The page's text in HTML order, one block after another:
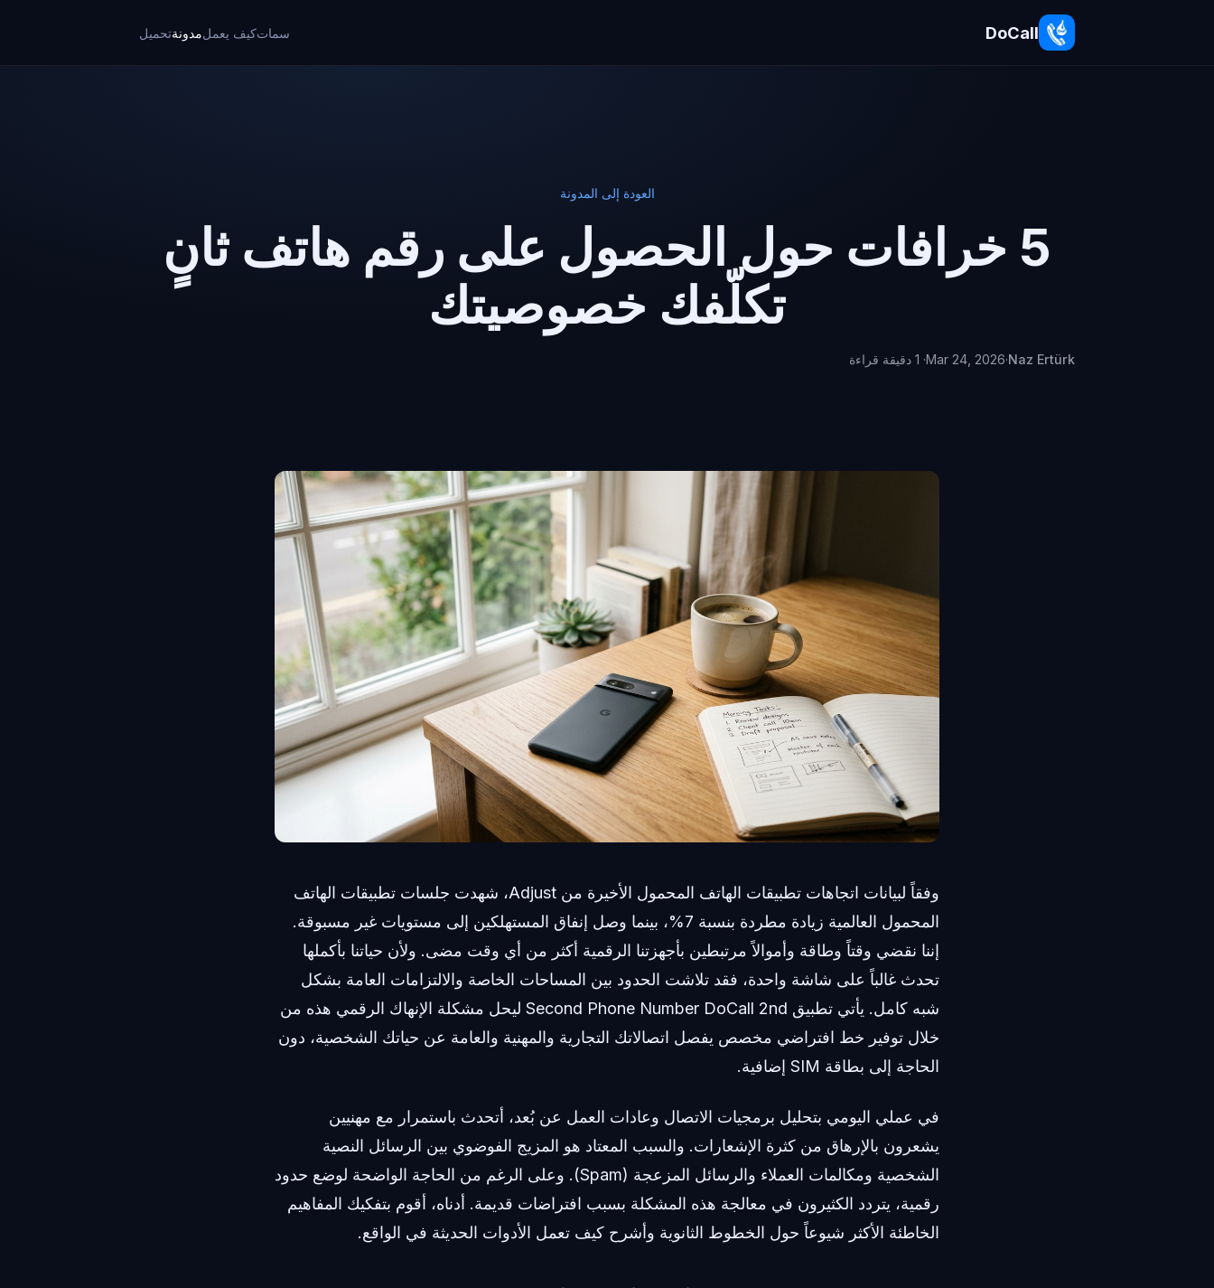
DoCall سماتكيف يعملمدونةتحميل
العودة إلى المدونة
5 خرافات حول الحصول على رقم هاتف ثانٍ
تكلّفك خصوصيتك
Naz Ertürk
·
Mar 24, 2026· 1 دقيقة قراءة
وفقاً لبيانات اتجاهات تطبيقات الهاتف المحمول الأخيرة من Adjust، شهدت جلسات تطبيقات الهاتف
المحمول العالمية زيادة مطردة بنسبة 7%، بينما وصل إنفاق المستهلكين إلى مستويات غير مسبوقة.
إننا نقضي وقتاً وطاقة وأموالاً مرتبطين بأجهزتنا الرقمية أكثر من أي وقت مضى. ولأن حياتنا بأكملها
تحدث غالباً على شاشة واحدة، فقد تلاشت الحدود بين المساحات الخاصة والالتزامات العامة بشكل
شبه كامل. يأتي تطبيق Second Phone Number DoCall 2nd ليحل مشكلة الإنهاك الرقمي هذه من
خلال توفير خط افتراضي مخصص يفصل اتصالاتك التجارية والمهنية والعامة عن حياتك الشخصية، دون
الحاجة إلى بطاقة SIM إضافية.
في عملي اليومي بتحليل برمجيات الاتصال وعادات العمل عن بُعد، أتحدث باستمرار مع مهنيين
يشعرون بالإرهاق من كثرة الإشعارات. والسبب المعتاد هو المزيج الفوضوي بين الرسائل النصية
الشخصية ومكالمات العملاء والرسائل المزعجة (Spam). وعلى الرغم من الحاجة الواضحة لوضع حدود
رقمية، يتردد الكثيرون في معالجة هذه المشكلة بسبب افتراضات قديمة. أدناه، أقوم بتفكيك المفاهيم
الخاطئة الأكثر شيوعاً حول الخطوط الثانوية وأشرح كيف تعمل الأدوات الحديثة في الواقع.